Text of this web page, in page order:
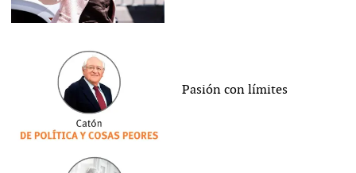
Pasión con límites